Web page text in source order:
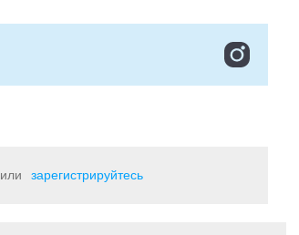
или зарегистрируйтесь